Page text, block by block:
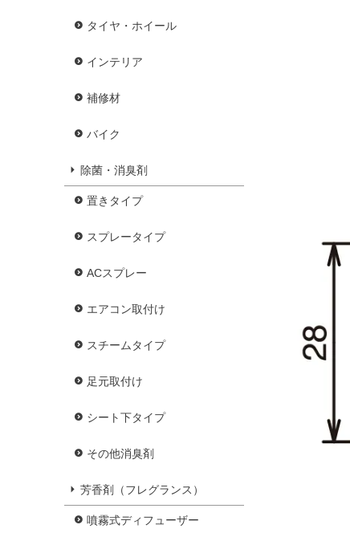
タイヤ・ホイール
インテリア
補修材
バイク
除菌・消臭剤
置きタイプ
スプレータイプ
ACスプレー
エアコン取付け
スチームタイプ
足元取付け
シート下タイプ
その他消臭剤
芳香剤（フレグランス）
噴霧式ディフューザー